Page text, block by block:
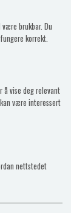
brukbar. Du
korrekt.
å vise deg relevant
være interessert
nettstedet